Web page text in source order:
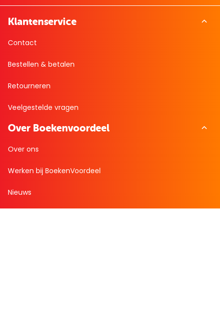
Klantenservice
Contact
Bestellen & betalen
Retourneren
Veelgestelde vragen
Over Boekenvoordeel
Over ons
Werken bij BoekenVoordeel
Nieuws